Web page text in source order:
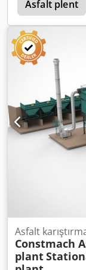
demonte
Asfalt plent
Asfalt
Constmach
plant